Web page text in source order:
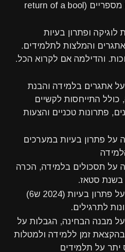
הלוגיקה של תנאים מספריים (return of a bool
לוגיקה ופתרון בעיות
והמלצות לתלמידים.
והדילמה אם לקרוא הכל.
על אתגרים בלמידה והבנת
התייחסות לקשיים
פתרונות טכניים והצעות
על פתרון בעיות במערכים
על תסכולים בלמידה, הכרה
סטאז.
דיון על פתרון בעיות (2024 ש6)
לתרגילים.
על מבנה הבחינה, הגבלות על
זמן ללמידה ולמטלות
יתר על תלמידים